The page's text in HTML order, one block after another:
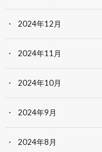
2024年12月
2024年11月
2024年10月
2024年9月
2024年8月